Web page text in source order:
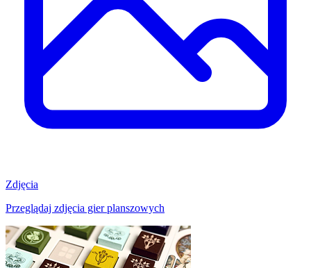
Zdjęcia
Przeglądaj zdjęcia gier planszowych